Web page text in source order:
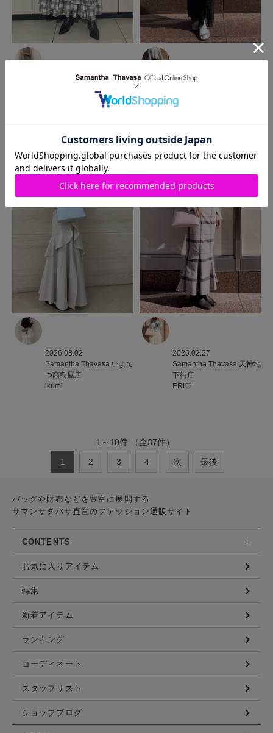
Samantha Thavasa 天神地
2026.03.02
下街店
2026.03.02
Samantha Thavasa いよて
つ高島屋店
ikumi
2026.02.27
Samantha Thavasa 天神地
下街店
ERI♡
1 ～ 10件 （全37件）
1
2 3 4 次 最後
バッグや財布などを豊富に展開する
サマンサタバサ直営のファッション通販サイト
CONTENTS
お気に入りアイテム
特集
新着アイテム
ランキング
コーディネート
スタッフリスト
ショップブログ